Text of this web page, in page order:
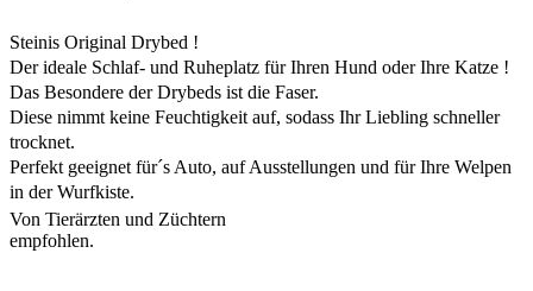
Steinis Original Drybed !
Der ideale Schlaf- und Ruheplatz für Ihren Hund oder Ihre Katze !
Das Besondere der Drybeds ist die Faser.
Diese nimmt keine Feuchtigkeit auf, sodass Ihr Liebling schneller
trocknet.
Perfekt geeignet für´s Auto, auf Ausstellungen und für Ihre Welpen
in der Wurfkiste.
Von Tierärzten und Züchtern
empfohlen.